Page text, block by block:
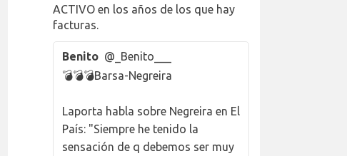
ACTIVO en los años de los que hay
facturas.
Benito @_Benito___
💣💣💣Barsa-Negreira
Laporta habla sobre Negreira en El
País: "Siempre he tenido la
sensación de q debemos ser muy